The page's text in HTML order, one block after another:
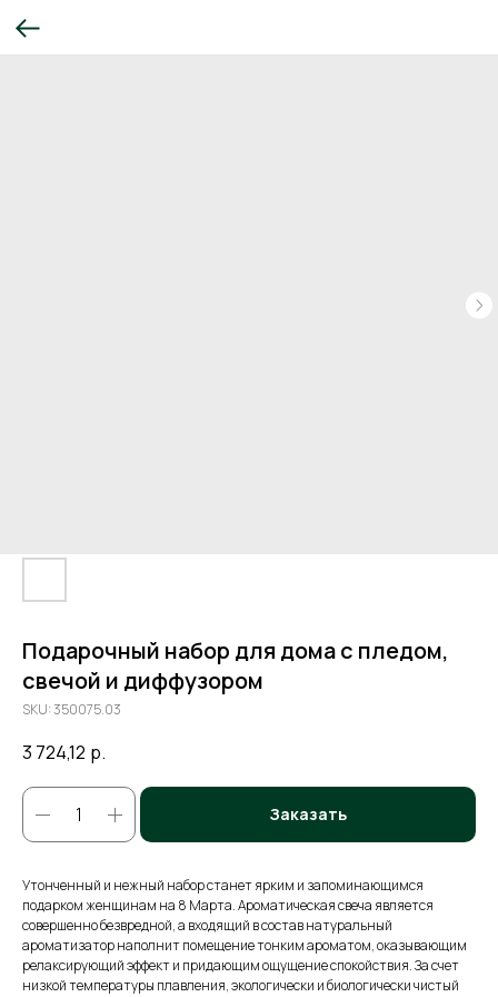
Подарочный набор для дома с пледом,
свечой и диффузором
SKU:350075.03
3 724,12 р.
Заказать
Утонченный и нежный набор станет ярким и запоминающимся
подарком женщинам на 8 Марта. Ароматическая свеча является
совершенно безвредной, а входящий в состав натуральный
ароматизатор наполнит помещение тонким ароматом, оказывающим
релаксирующий эффект и придающим ощущение спокойствия. За счет
низкой температуры плавления, экологически и биологически чистый